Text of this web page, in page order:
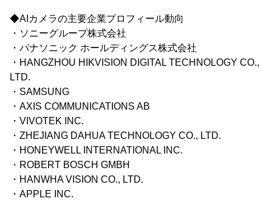
◆AIカメラの主要企業プロフィール動向
・ソニーグループ株式会社
・パナソニック ホールディングス株式会社
・HANGZHOU HIKVISION DIGITAL TECHNOLOGY CO.,
LTD.
・SAMSUNG
・AXIS COMMUNICATIONS AB
・VIVOTEK INC.
・ZHEJIANG DAHUA TECHNOLOGY CO., LTD.
・HONEYWELL INTERNATIONAL INC.
・ROBERT BOSCH GMBH
・HANWHA VISION CO., LTD.
・APPLE INC.